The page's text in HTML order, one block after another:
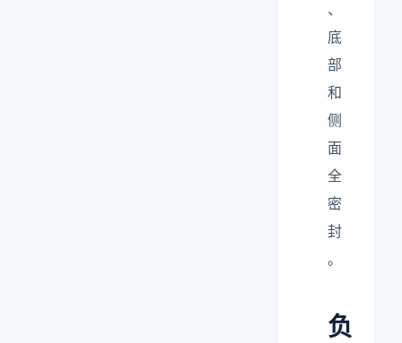
、
底
部
和
侧
面
全
密
封
。
负